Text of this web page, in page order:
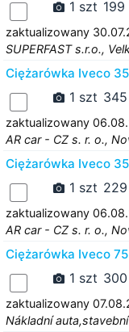
1 szt
zaktualizowany
SUPERFAST s.r.o.,
Ciężarówka Iveco
1 szt
zaktualizowany
AR car - CZ s. r. o.,
Ciężarówka Iveco
1 szt
zaktualizowany
AR car - CZ s. r. o.,
Ciężarówka Iveco
1 szt
zaktualizowany
Nákladní